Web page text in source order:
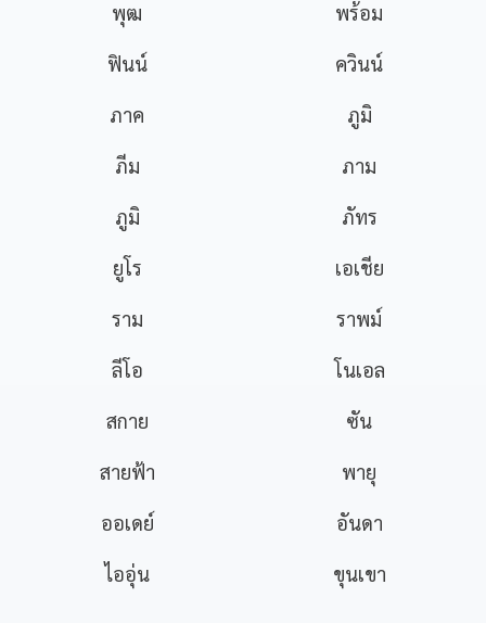
พุฒ
ฟินน์
ภาค
ภีม
ภูมิ
ยูโร
ราม
ลีโอ
สกาย
สายฟ้า
ออเดย์
ไออุ่น
พร้อม
ควินน์
ภูมิ
ภาม
ภัทร
เอเชีย
ราพม์
โนเอล
ซัน
พายุ
อันดา
ขุนเขา